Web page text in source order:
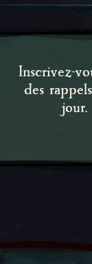
Inscrivez-
des